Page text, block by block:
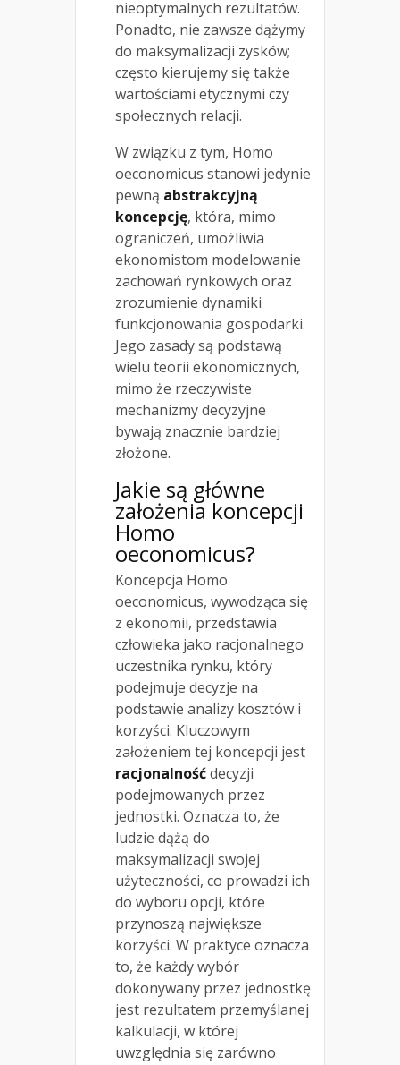
nieoptymalnych rezultatów.
Ponadto, nie zawsze dążymy
do maksymalizacji zysków;
często kierujemy się także
wartościami etycznymi czy
społecznych relacji.
W związku z tym, Homo
oeconomicus stanowi jedynie
pewną abstrakcyjną
koncepcję, która, mimo
ograniczeń, umożliwia
ekonomistom modelowanie
zachowań rynkowych oraz
zrozumienie dynamiki
funkcjonowania gospodarki.
Jego zasady są podstawą
wielu teorii ekonomicznych,
mimo że rzeczywiste
mechanizmy decyzyjne
bywają znacznie bardziej
złożone.
Jakie są główne
założenia koncepcji
Homo
oeconomicus?
Koncepcja Homo
oeconomicus, wywodząca się
z ekonomii, przedstawia
człowieka jako racjonalnego
uczestnika rynku, który
podejmuje decyzje na
podstawie analizy kosztów i
korzyści. Kluczowym
założeniem tej koncepcji jest
racjonalnośćdecyzji
podejmowanych przez
jednostki. Oznacza to, że
ludzie dążą do
maksymalizacji swojej
użyteczności, co prowadzi ich
do wyboru opcji, które
przynoszą największe
korzyści. W praktyce oznacza
to, że każdy wybór
dokonywany przez jednostkę
jest rezultatem przemyślanej
kalkulacji, w której
uwzględnia się zarówno